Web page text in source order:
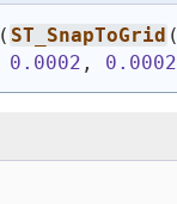
( ST_SnapToGrid (
0.0002 , 0.0002